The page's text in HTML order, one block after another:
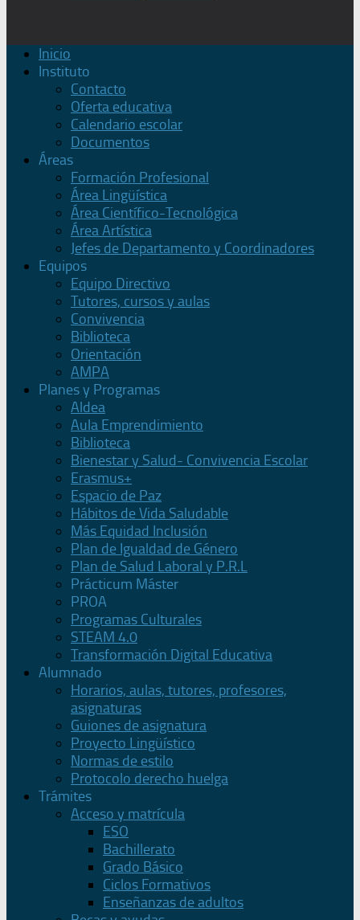
Inicio
Instituto
Contacto
Oferta educativa
Calendario escolar
Documentos
Áreas
Formación Profesional
Área Lingüística
Área Científico-Tecnológica
Área Artística
Jefes de Departamento y Coordinadores
Equipos
Equipo Directivo
Tutores, cursos y aulas
Convivencia
Biblioteca
Orientación
AMPA
Planes y Programas
Aldea
Aula Emprendimiento
Biblioteca
Bienestar y Salud- Convivencia Escolar
Erasmus+
Espacio de Paz
Hábitos de Vida Saludable
Más Equidad Inclusión
Plan de Igualdad de Género
Plan de Salud Laboral y P.R.L
Prácticum Máster
PROA
Programas Culturales
STEAM 4.0
Transformación Digital Educativa
Alumnado
Horarios, aulas, tutores, profesores,
asignaturas
Guiones de asignatura
Proyecto Lingüístico
Normas de estilo
Protocolo derecho huelga
Trámites
Acceso y matrícula
ESO
Bachillerato
Grado Básico
Ciclos Formativos
Enseñanzas de adultos